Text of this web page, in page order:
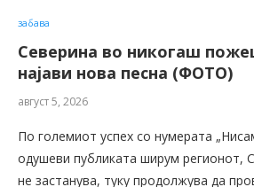
забава
Северина во никогаш
најави нова песна (ФОТО)
август 5, 2026
По големиот успех со нумерата
одушеви публиката ширум регионот,
не застанува, туку продолжува да